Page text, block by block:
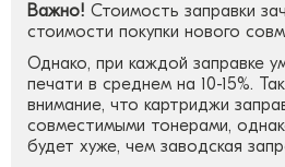
Важно! Стоимость заправки
стоимости покупки нового
Однако, при каждой заправке
печати в среднем на 10-15%.
внимание, что картриджи
совместимыми тонерами,
будет хуже, чем заводская